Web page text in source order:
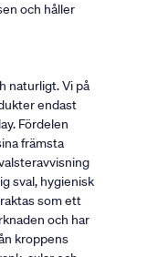
och håller
naturligt. Vi på
endast
Fördelen
främsta
sval, hygienisk
som ett
och har
kroppens